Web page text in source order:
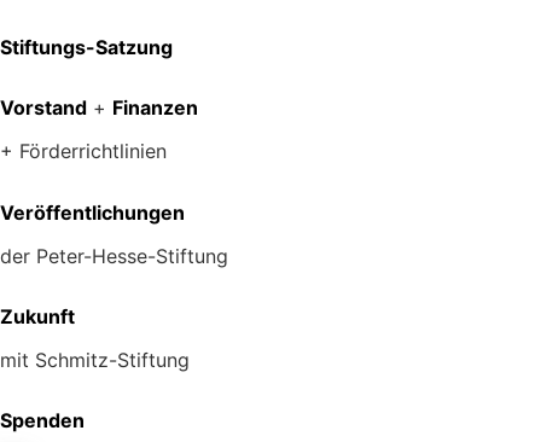
Stiftungs-Satzung
Vorstand + Finanzen
+ Förderrichtlinien
Veröffentlichungen
der Peter-Hesse-Stiftung
Zukunft
mit Schmitz-Stiftung
Spenden